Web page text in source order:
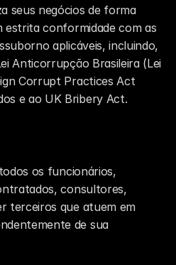
seus negócios de forma
conformidade com as
aplicáveis, incluindo,
Anticorrupção Brasileira (Lei
Corrupt Practices Act
e ao UK Bribery Act.
os funcionários,
consultores,
terceiros que atuem em
de sua